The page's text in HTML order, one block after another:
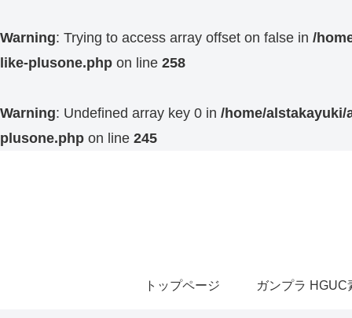
Warning: Trying to access array offset on false in /
like-plusone.php on line 258
Warning: Undefined array key 0 in /home/
plusone.php on line 245
トップページ ガンプラ HGUC